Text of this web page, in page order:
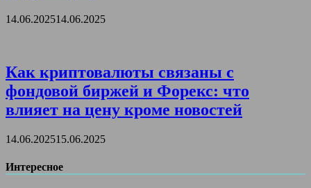
14.06.202514.06.2025
Как криптовалюты связаны с
фондовой биржей и Форекс: что
влияет на цену кроме новостей
14.06.202515.06.2025
Интересное